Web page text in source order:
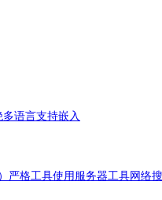
多语言支持嵌入
严格工具使用服务器工具网络